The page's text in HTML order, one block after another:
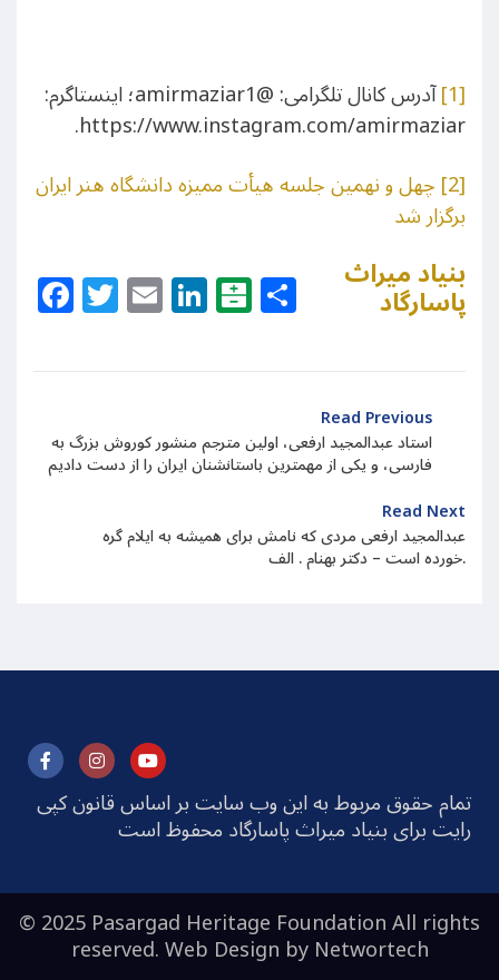
[1] آدرس کانال تلگرامی: @amirmaziar1؛ اینستاگرم:
https://www.instagram.com/amirmaziar.
[2] چهل و نهمین جلسه هیأت ممیزه دانشگاه هنر ایران
برگزار شد
Facebook
Twitter
EmailLinkedIn
Balatarin
Share
بنیاد میراث
پاسارگاد
Read Previous
استاد عبدالمجید ارفعی، اولین مترجم منشور کوروش بزرگ به
فارسی، و یکی از مهمترین باستانشنان ایران را از دست دادیم
Read Next
عبدالمجید ارفعی مردی که نامش برای همیشه به ایلام گره
خورده است – دکتر بهنام . الف.
تمام حقوق مربوط به این وب سایت بر اساس قانون کپی
رایت برای بنیاد میراث پاسارگاد محفوظ است
© 2025 Pasargad Heritage Foundation All rights
reserved. Web Design byNetwortech